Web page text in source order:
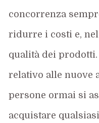
concorrenza
ridurre i costi e,
qualità dei
relativo alle nuove
persone ormai si
acquistare